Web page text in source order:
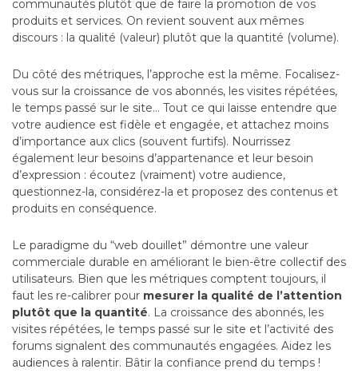
communautés plutôt que de faire la promotion de vos
produits et services. On revient souvent aux mêmes
discours : la qualité (valeur) plutôt que la quantité (volume).
Du côté des métriques, l’approche est la même. Focalisez-
vous sur la croissance de vos abonnés, les visites répétées,
le temps passé sur le site… Tout ce qui laisse entendre que
votre audience est fidèle et engagée, et attachez moins
d’importance aux clics (souvent furtifs). Nourrissez
également leur besoins d’appartenance et leur besoin
d’expression : écoutez (vraiment) votre audience,
questionnez-la, considérez-la et proposez des contenus et
produits en conséquence.
Le paradigme du “web douillet” démontre une valeur
commerciale durable en améliorant le bien-être collectif des
utilisateurs. Bien que les métriques comptent toujours, il
faut les re-calibrer pour mesurer la qualité de l’attention
plutôt que la quantité. La croissance des abonnés, les
visites répétées, le temps passé sur le site et l’activité des
forums signalent des communautés engagées. Aidez les
audiences à ralentir. Bâtir la confiance prend du temps !